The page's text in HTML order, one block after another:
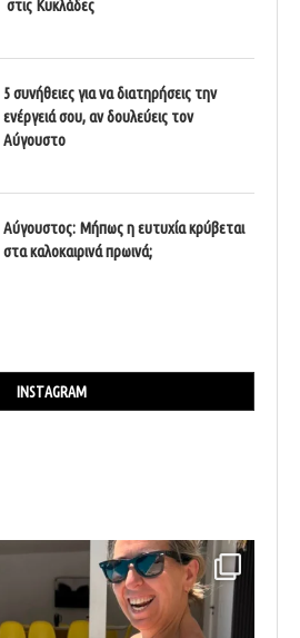
στις Κυκλάδες
5 συνήθειες για να διατηρήσεις την
ενέργειά σου, αν δουλεύεις τον
Αύγουστο
Αύγουστος: Μήπως η ευτυχία κρύβεται
στα καλοκαιρινά πρωινά;
INSTAGRAM